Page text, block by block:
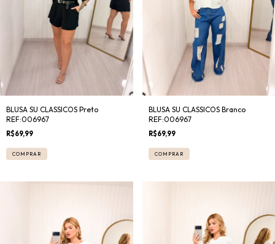
BLUSA SU CLASSICOS Preto
REF:006967
R$69,99
COMPRAR
BLUSA SU CLASSICOS Branco
REF:006967
R$69,99
COMPRAR